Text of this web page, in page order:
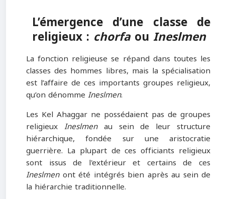
L’émergence d’une classe de
religieux : chorfa ou Ineslmen
La fonction religieuse se répand dans toutes les
classes des hommes libres, mais la spécialisation
est l’affaire de ces importants groupes religieux,
qu’on dénomme Ineslmen.
Les Kel Ahaggar ne possédaient pas de groupes
religieux Ineslmen au sein de leur structure
hiérarchique, fondée sur une aristocratie
guerrière. La plupart de ces officiants religieux
sont issus de l'extérieur et certains de ces
Ineslmenont été intégrés bien après au sein de
la hiérarchie traditionnelle.